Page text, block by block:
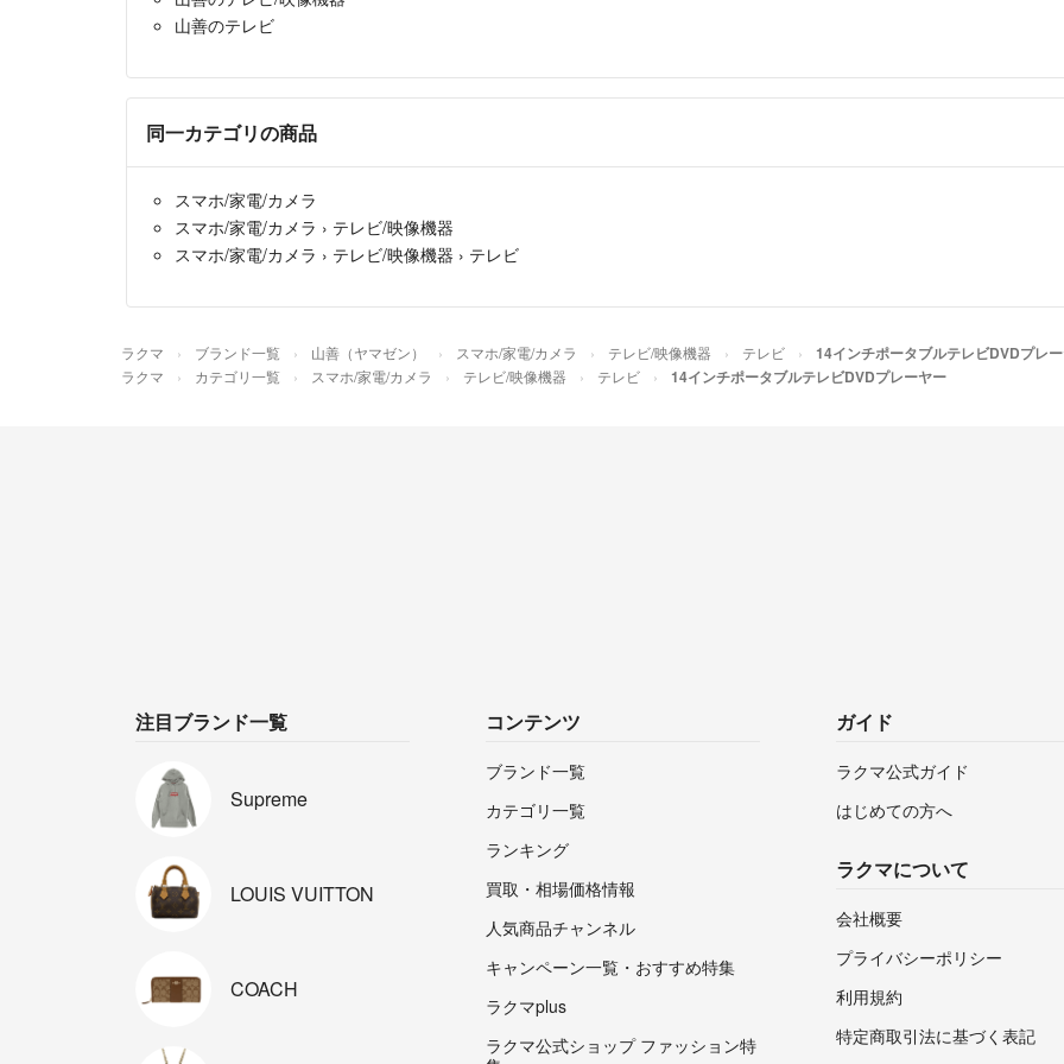
山善のテレビ
同一カテゴリの商品
スマホ/家電/カメラ
スマホ/家電/カメラ › テレビ/映像機器
スマホ/家電/カメラ › テレビ/映像機器 › テレビ
ラクマ ブランド一覧 山善（ヤマゼン） スマホ/家電/カメラ テレビ/映像機器 テレビ 14インチポータブルテレビDVDプレ
ラクマ カテゴリ一覧 スマホ/家電/カメラ テレビ/映像機器 テレビ 14インチポータブルテレビDVDプレーヤー
注目ブランド一覧
Supreme
LOUIS VUITTON
COACH
コンテンツ
ブランド一覧
カテゴリ一覧
ランキング
買取・相場価格情報
人気商品チャンネル
キャンペーン一覧・おすすめ特集
ラクマplus
ラクマ公式ショップ ファッション特
ガイド
ラクマ公式ガイド
はじめての方へ
ラクマについて
会社概要
プライバシーポリシー
利用規約
特定商取引法に基づく表記